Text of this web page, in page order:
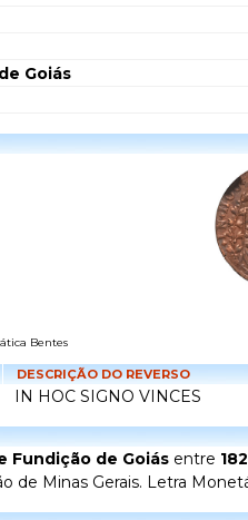
Goiás
Bentes
DESCRIÇÃO DO REVERSO
IN HOC SIGNO VINCES
Fundição de Goiás entre
de Minas Gerais. Letra